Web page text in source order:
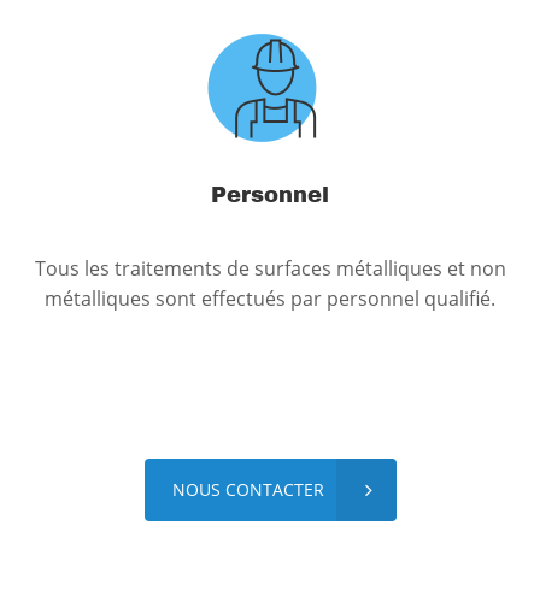
Personnel
Tous les traitements de surfaces métalliques et non
métalliques sont effectués par personnel qualifié.
NOUS CONTACTER